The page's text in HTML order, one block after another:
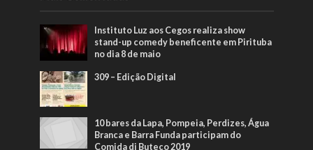
Instituto Luz aos Cegos realiza show
stand-up comedy beneficente em Pirituba
no dia 8 de maio
309 – Edição Digital
10 bares da Lapa, Pompeia, Perdizes, Água
Branca e Barra Funda participam do
Comida di Buteco 2019